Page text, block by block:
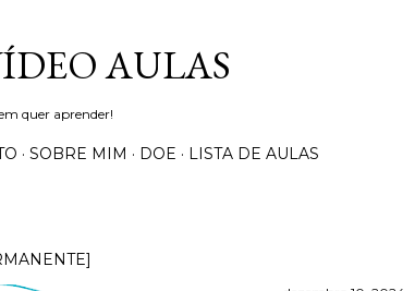
AULAS
quer aprender!
SOBRE MIM DOE LISTA DE AULAS